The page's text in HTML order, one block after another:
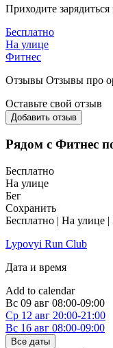
Приходите
Бесплатно
На улице
Фитнес
Отзывы Отзывы про
Оставьте свой отзыв
Добавить отзыв
Рядом с Фитнес
Бесплатно
На улице
Бег
Сохранить
Бесплатно | На улице |
Lypovyi Run Club
Дата и время
Add to calendar
Вс 09 авг 08:00-09:00
Ср 12 авг 20:00-21:00
Вс 16 авг 08:00-09:00
Все даты